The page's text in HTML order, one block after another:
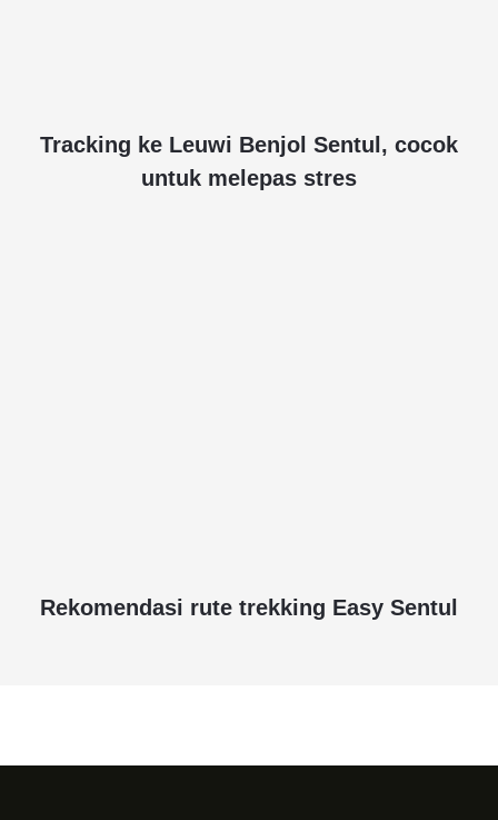
Tracking ke Leuwi Benjol Sentul, cocok
untuk melepas stres
Rekomendasi rute trekking Easy Sentul